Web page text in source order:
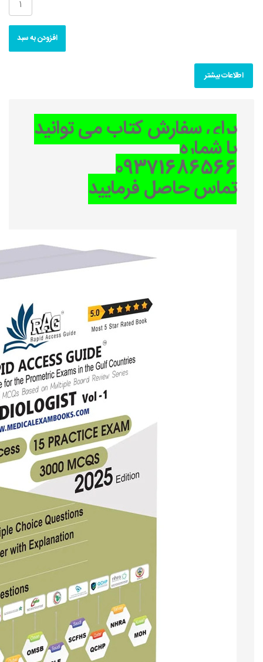
افزودن به سبد
اطلاعات بیشتر
برای سفارش کتاب می توانید
با شماره
09371686566
تماس حاصل فرمایید